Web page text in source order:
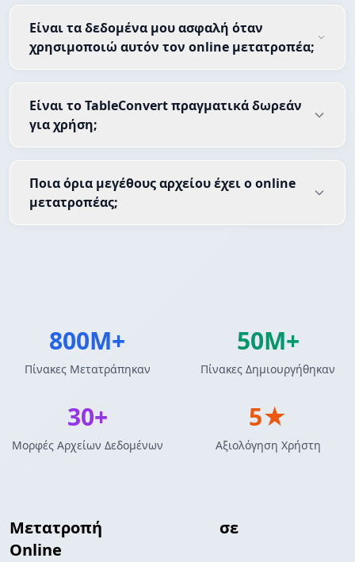
Μετατροπή σε
Online
Είναι τα δεδομένα μου ασφαλή όταν
χρησιμοποιώ αυτόν τον online μετατροπέα;
Είναι το TableConvert πραγματικά δωρεάν
για χρήση;
Ποια όρια μεγέθους αρχείου έχει ο online
μετατροπέας;
800M+
Πίνακες Μετατράπηκαν
50M+
Πίνακες Δημιουργήθηκαν
30+
Μορφές Αρχείων Δεδομένων
5★
Αξιολόγηση Χρήστη